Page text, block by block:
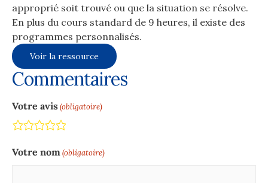
approprié soit trouvé ou que la situation se résolve.
En plus du cours standard de 9 heures, il existe des
programmes personnalisés.
Voir la ressource
Commentaires
Votre avis(obligatoire)
Pretty good
Neutral
Not so great
Terrible
Votre nom(obligatoire)